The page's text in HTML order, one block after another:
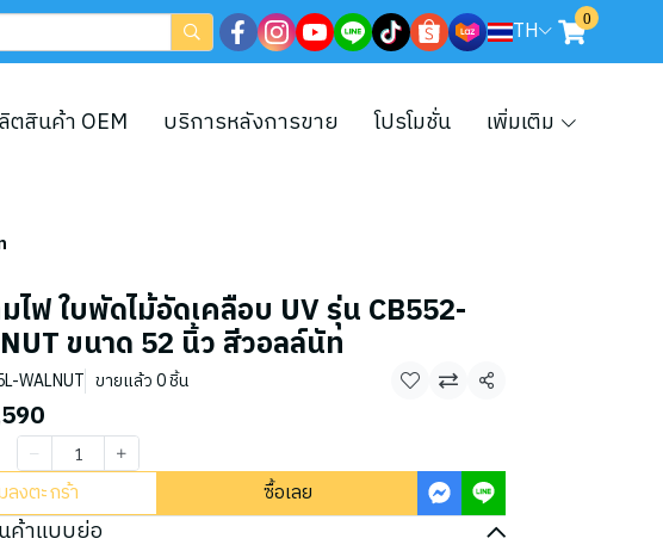
TH 0
ตสินค้า OEM บริการหลังการขาย โปรโมชั่น เพิ่มเติม
ไฟ ใบพัดไม้อัดเคลือบ UV รุ่น CB552-
ขนาด 52 นิ้ว สีวอลล์นัท
WALNUT ขายแล้ว 0 ชิ้น
แชร์
ลงตะกร้า ซื้อเลย
ค้าแบบย่อ